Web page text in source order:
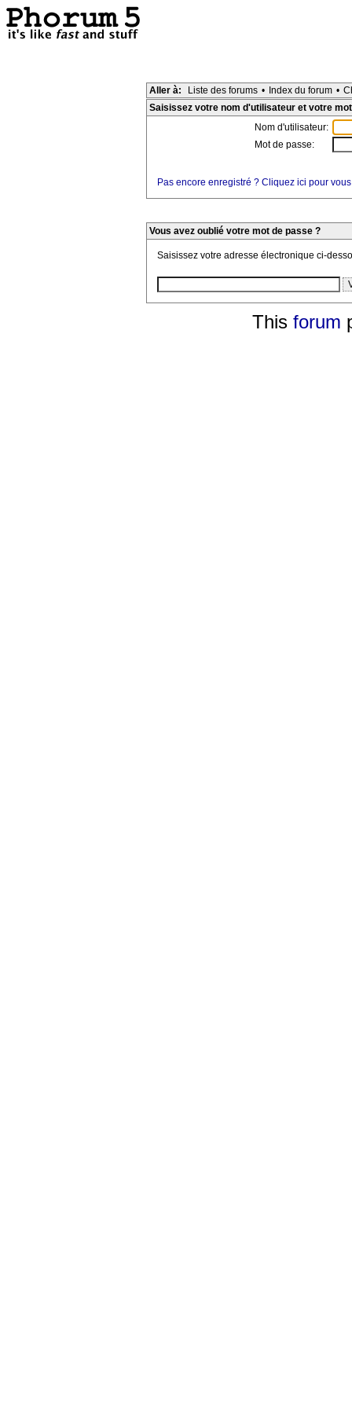
Aller à: Liste des forums • Index du forum •
Saisissez votre nom d'utilisateur et votre
Nom d'utilisateur:
Mot de passe:
Pas encore enregistré ? Cliquez ici pour
Vous avez oublié votre mot de passe ?
Saisissez votre adresse électronique ci-
This forum